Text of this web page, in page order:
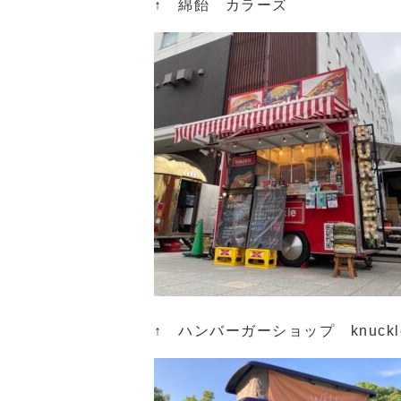
↑ 綿飴 カラーズ
↑ ハンバーガーショップ